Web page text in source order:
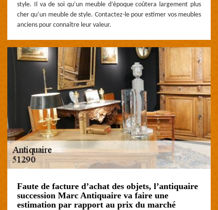
style. Il va de soi qu’un meuble d’époque coûtera largement plus
cher qu’un meuble de style. Contactez-le pour estimer vos meubles
anciens pour connaître leur valeur.
Faute de facture d’achat des objets, l’antiquaire
succession Marc Antiquaire va faire une
estimation par rapport au prix du marché